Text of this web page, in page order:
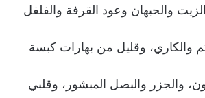
والحبهان وعود القرفة والفلفل
والكاري، وقليل من بهارات كبسة
والجزر والبصل المبشور، وقلبي